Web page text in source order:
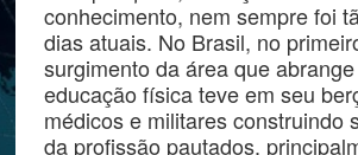
conhecimento, nem sempre foi
dias atuais. No Brasil, no
surgimento da área que
educação física teve em seu
médicos e militares construindo
da profissão pautados,